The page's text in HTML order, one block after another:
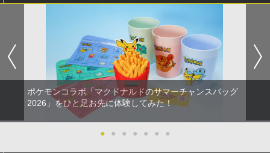
ポケモンコラボ「マクドナルドのサマーチャンスバッグ
2026」をひと足お先に体験してみた！
● ● ● ● ● ● ●